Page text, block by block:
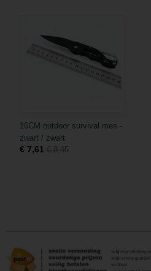
16CM outdoor survival mes -
zwart / zwart
€ 7,61 € 8,95